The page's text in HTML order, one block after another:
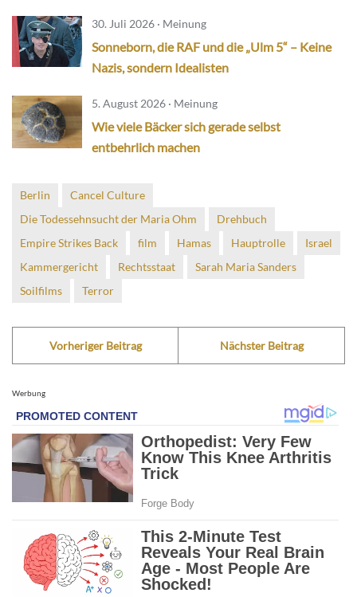
30. Juli 2026 · Meinung
Sonneborn, die RAF und die „Ulm 5“ – Keine
Nazis, sondern Idealisten
5. August 2026 · Meinung
Wie viele Bäcker sich gerade selbst
entbehrlich machen
Berlin
Cancel Culture
Die Todessehnsucht der Maria Ohm
Drehbuch
Empire Strikes Back
film Hamas Hauptrolle
Israel
Kammergericht
Rechtsstaat
Sarah Maria Sanders
Soilfilms
Terror
Vorheriger Beitrag Nächster Beitrag
Werbung